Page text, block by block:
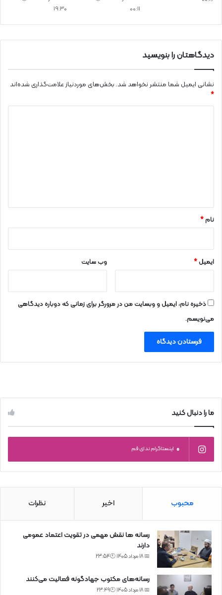
00:11
19:30
دیدگاهتان را بنویسید
نشانی ایمیل شما منتشر نخواهد شد. بخش‌های موردنیاز علامت‌گذاری شده‌اند
*
نام*
ایمیل* وب‌ سایت
ذخیره نام، ایمیل و وبسایت من در مرورگر برای زمانی که دوباره دیدگاهی
می‌نویسم.
ما را دنبال کنید
0 اینستاگرام ندای قم
محبوب اخیر نظرات
رسانه ها نقش مهمی در تقویت اعتماد عمومی
دارند
📅 18 مرداد 1405 🕙23:54
رسانه‌های مکتوب جهادگونه فعالیت می‌کنند
📅 18 مرداد 1405 🕙23:49